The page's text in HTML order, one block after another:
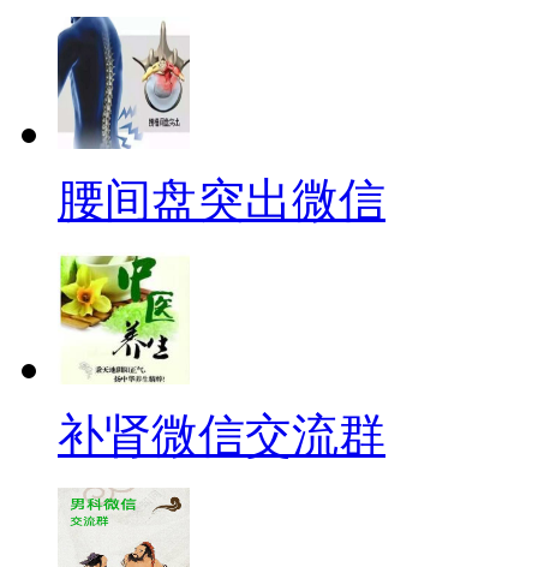
腰间盘突出微信
补肾微信交流群